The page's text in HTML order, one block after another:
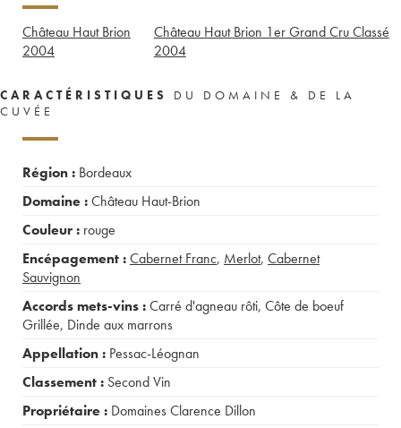
Château Haut Brion
2004
Château Haut Brion 1er Grand Cru Classé
2004
CARACTÉRISTIQUES
DU DOMAINE & DE LA
CUVÉE
Région : Bordeaux
Domaine :Château Haut-Brion
Couleur : rouge
Encépagement :Cabernet Franc, Merlot, Cabernet
Sauvignon
Accords mets-vins :Carré d'agneau rôti, Côte de boeuf
Grillée, Dinde aux marrons
Appellation : Pessac-Léognan
Classement : Second Vin
Propriétaire : Domaines Clarence Dillon